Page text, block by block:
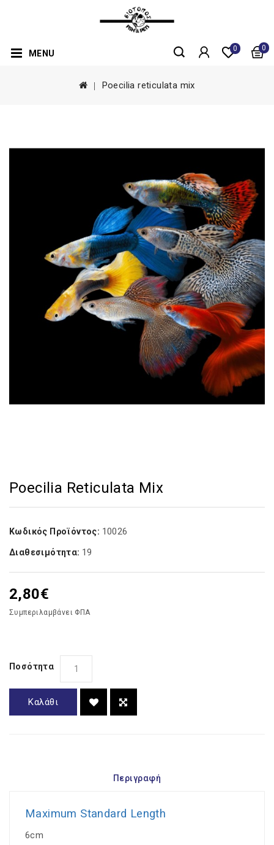
MENU
0
0
Poecilia reticulata mix
Poecilia Reticulata Mix
Κωδικός Προϊόντος: 10026
Διαθεσιμότητα: 19
2,80€
Συμπεριλαμβάνει ΦΠΑ
Ποσότητα
Καλάθι
Περιγραφή
Maximum Standard Length
6cm